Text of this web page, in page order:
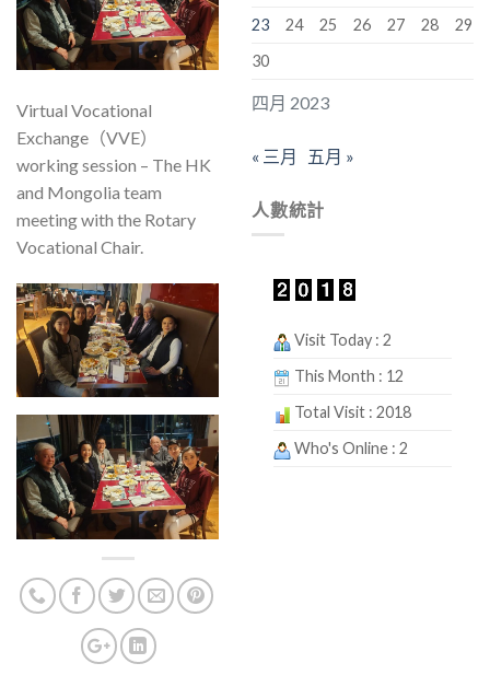
Virtual Vocational
Exchange（VVE）
working session – The HK
and Mongolia team
meeting with the Rotary
Vocational Chair.
四月 2023
23
24 25 26 27 28
29
30
« 三月 五月 »
人數統計
Visit Today : 2
This Month : 12
Total Visit : 2018
Who's Online : 2